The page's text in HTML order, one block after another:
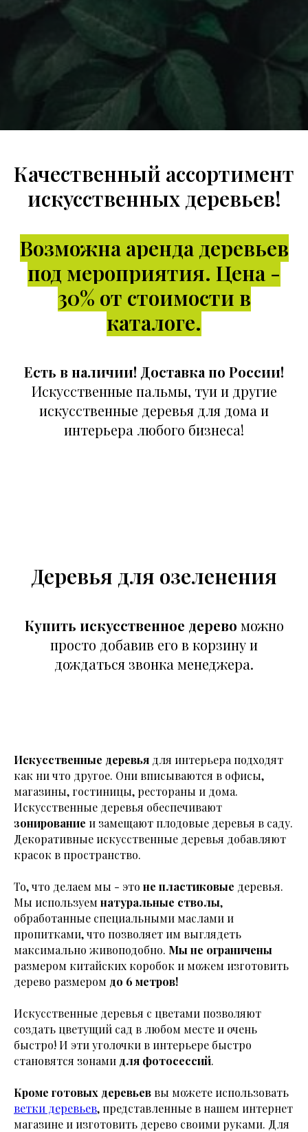
Качественный ассортимент
искусственных деревьев!
Возможна аренда деревьев
под мероприятия. Цена -
30% от стоимости в
каталоге.
Есть в наличии! Доставка по России!
Искусственные пальмы, туи и другие
искусственные деревья для дома и
интерьера любого бизнеса!
Деревья для озеленения
Купить искусственное дерево можно
просто добавив его в корзину и
дождаться звонка менеджера.
Искусственные деревья для интерьера подходят
как ни что другое. Они вписываются в офисы,
магазины, гостиницы, рестораны и дома.
Искусственные деревья обеспечивают
зонирование и замещают плодовые деревья в саду.
Декоративные искусственные деревья добавляют
красок в пространство.
То, что делаем мы - это не пластиковые деревья.
Мы используемнатуральные стволы,
обработанные специальными маслами и
пропитками, что позволяет им выглядеть
максимально живоподобно. Мы не ограничены
размером китайских коробок и можем изготовить
дерево размером до 6 метров!
Искусственные деревья с цветами позволяют
создать цветущий сад в любом месте и очень
быстро! И эти уголочки в интерьере быстро
становятся зонами для фотосессий.
Кроме готовых деревьев вы можете использовать
ветки деревьев, представленные в нашем интернет
магазине и изготовить дерево своими руками. Для